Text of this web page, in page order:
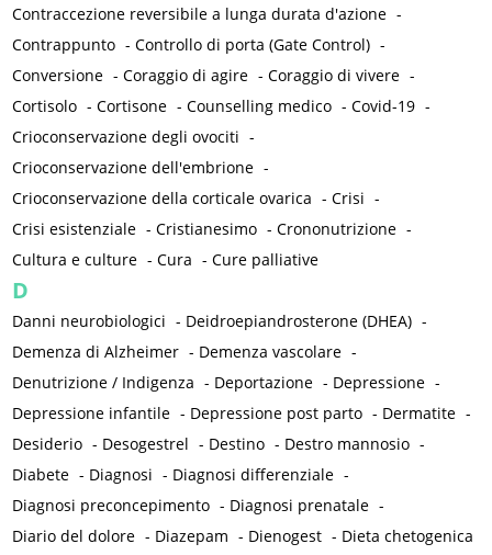
Contraccezione reversibile a lunga durata d'azione -
Contrappunto -Controllo di porta (Gate Control) -
Conversione -Coraggio di agire -Coraggio di vivere -
Cortisolo -Cortisone -Counselling medico -Covid-19 -
Crioconservazione degli ovociti -
Crioconservazione dell'embrione -
Crioconservazione della corticale ovarica -Crisi -
Crisi esistenziale -Cristianesimo -Crononutrizione -
Cultura e culture -Cura -Cure palliative
D
Danni neurobiologici - Deidroepiandrosterone (DHEA) -
Demenza di Alzheimer - Demenza vascolare -
Denutrizione / Indigenza - Deportazione - Depressione -
Depressione infantile - Depressione post parto - Dermatite -
Desiderio - Desogestrel - Destino - Destro mannosio -
Diabete - Diagnosi - Diagnosi differenziale -
Diagnosi preconcepimento - Diagnosi prenatale -
Diario del dolore - Diazepam - Dienogest - Dieta chetogenica